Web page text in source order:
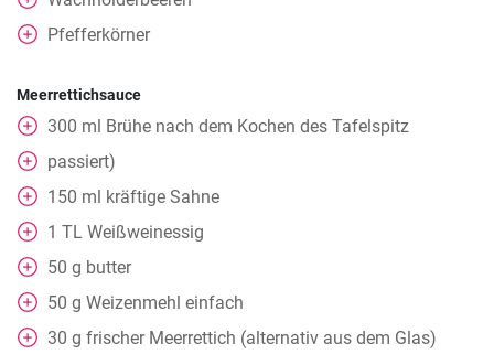
Pfefferkörner
Meerrettichsauce
300 ml Brühe nach dem Kochen des Tafelspitz
passiert)
150 ml kräftige Sahne
1 TL Weißweinessig
50 g butter
50 g Weizenmehl einfach
30 g frischer Meerrettich (alternativ aus dem Glas)